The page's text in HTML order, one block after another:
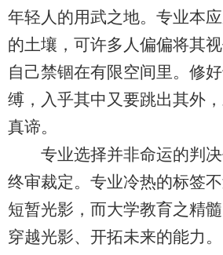
年轻人的用武之地。专业本
的土壤，可许多人偏偏将其
自己禁锢在有限空间里。修
缚，入乎其中又要跳出其外
真谛。
专业选择并非命运的判决
终审裁定。专业冷热的标签
短暂光影，而大学教育之精
穿越光影、开拓未来的能力。